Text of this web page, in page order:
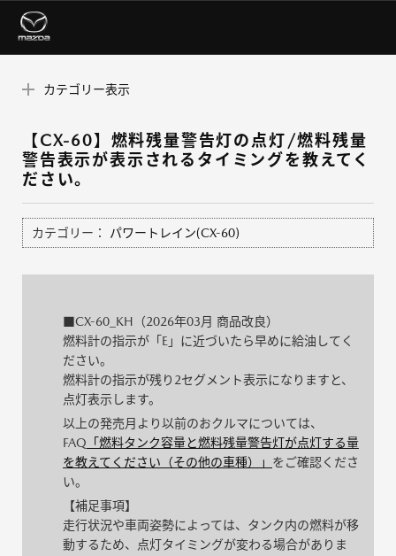
カテゴリー表示
【CX-60】燃料残量警告灯の点灯/燃料残量
警告表示が表示されるタイミングを教えてく
ださい。
カテゴリー： パワートレイン(CX-60)
■CX-60_KH（2026年03月 商品改良）
燃料計の指示が「E」に近づいたら早めに給油してく
ださい。
燃料計の指示が残り2セグメント表示になりますと、
点灯表示します。
以上の発売月より以前のおクルマについては、
FAQ 「燃料タンク容量と燃料残量警告灯が点灯する量
を教えてください（その他の車種）」 をご確認くださ
い。
【補足事項】
走行状況や車両姿勢によっては、タンク内の燃料が移
動するため、点灯タイミングが変わる場合がありま